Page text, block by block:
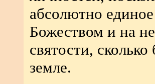
абсолютно
Божеством и на
святости,
земле.